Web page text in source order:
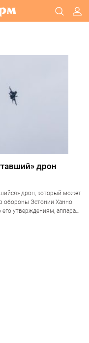
дрон
дрон, который может
обороны Эстонии Ханно
его утверждениям, аппарат